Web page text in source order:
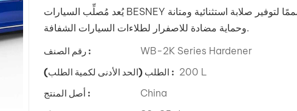
يُعد مُصلِّب السيارات BESNEY عامل معالجة ممتازًا مصممًا لتوفير صلابة استثنائية ومتانة
وحماية مضادة للاصفرار لطلاءات السيارات الشفافة.
رقم الصنف : WB-2K Series Hardener
الطلب (الحد الأدنى لكمية الطلب) : 200 L
أصل المنتج : China